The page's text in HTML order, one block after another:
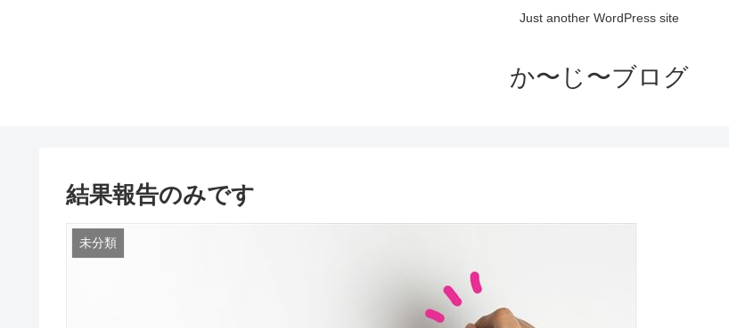
Just another WordPress site
か〜じ〜ブログ
結果報告のみです
未分類